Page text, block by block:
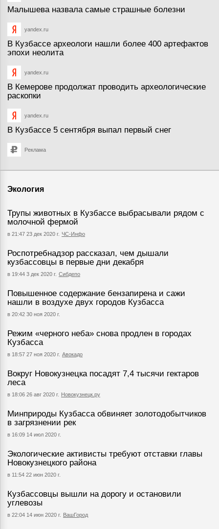
Малышева назвала самые страшные болезни
yandex.ru
В Кузбассе археологи нашли более 400 артефактов
эпохи неолита
yandex.ru
В Кемерове продолжат проводить археологические
раскопки
yandex.ru
В Кузбассе 5 сентября выпал первый снег
Реклама
Экология
Трупы животных в Кузбассе выбрасывали рядом с
молочной фермой
в 21:47 23 дек 2020 г. ЧС-Инфо
Роспотребнадзор рассказал, чем дышали
кузбассовцы в первые дни декабря
в 19:44 3 дек 2020 г. Сибдепо
Повышенное содержание бензапирена и сажи
нашли в воздухе двух городов Кузбасса
в 20:42 30 ноя 2020 г.
Режим «черного неба» снова продлен в городах
Кузбасса
в 18:57 27 ноя 2020 г. Авокадо
Вокруг Новокузнецка посадят 7,4 тысячи гектаров
леса
в 18:06 26 авг 2020 г. Новокузнецк.ру
Минприроды Кузбасса обвиняет золотодобытчиков
в загрязнении рек
в 16:09 14 июл 2020 г.
Экологические активисты требуют отставки главы
Новокузнецкого района
в 11:54 22 июн 2020 г.
Кузбассовцы вышли на дорогу и остановили
углевозы
в 22:04 14 июн 2020 г. ВашГород